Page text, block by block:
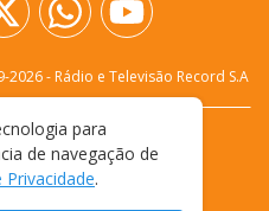
2026- Rádio e Televisão Record S.A
PRIVACIDADE
DE USO
para
de navegação de
Privacidade.